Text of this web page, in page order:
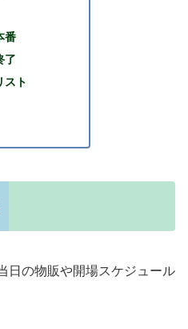
番
了
スト
日の物販や開場スケジュール